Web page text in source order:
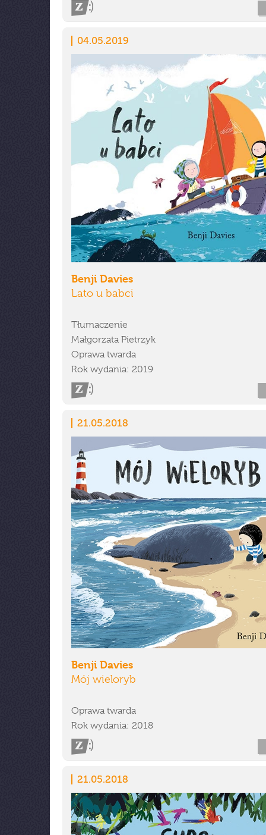
04.05.2019
Benji Davies
Lato u babci
Tłumaczenie
Małgorzata Pietrzyk
Oprawa twarda
Rok wydania: 2019
21.05.2018
Benji Davies
Mój wieloryb
Oprawa twarda
Rok wydania: 2018
21.05.2018